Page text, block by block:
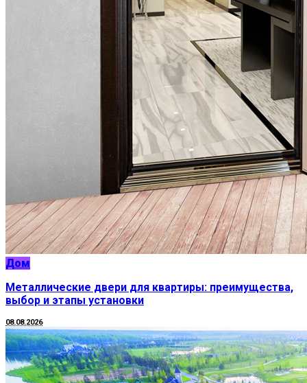
Дом
Металлические двери для квартиры: преимущества,
выбор и этапы установки
08.08.2026